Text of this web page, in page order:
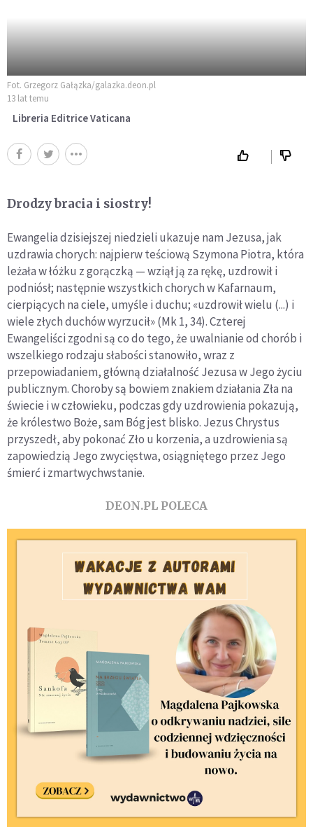
Fot. Grzegorz Gałązka/galazka.deon.pl
13 lat temu
Libreria Editrice Vaticana
Drodzy bracia i siostry!
Ewangelia dzisiejszej niedzieli ukazuje nam Jezusa, jak
uzdrawia chorych: najpierw teściową Szymona Piotra, która
leżała w łóżku z gorączką — wziął ją za rękę, uzdrowił i
podniósł; następnie wszystkich chorych w Kafarnaum,
cierpiących na ciele, umyśle i duchu; «uzdrowił wielu (...) i
wiele złych duchów wyrzucił» (Mk 1, 34). Czterej
Ewangeliści zgodni są co do tego, że uwalnianie od chorób i
wszelkiego rodzaju słabości stanowiło, wraz z
przepowiadaniem, główną działalność Jezusa w Jego życiu
publicznym. Choroby są bowiem znakiem działania Zła na
świecie i w człowieku, podczas gdy uzdrowienia pokazują,
że królestwo Boże, sam Bóg jest blisko. Jezus Chrystus
przyszedł, aby pokonać Zło u korzenia, a uzdrowienia są
zapowiedzią Jego zwycięstwa, osiągniętego przez Jego
śmierć i zmartwychwstanie.
DEON.PL POLECA